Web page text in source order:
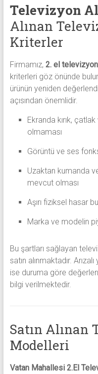
Televizyon
Alınan
Kriterler
Firmamız, 2. el televizyon
kriterleri göz önünde
ürünün yeniden
açısından önemlidir.
Ekranda kırık,
olmaması
Görüntü ve ses
Uzaktan kumanda
mevcut olması
Aşırı fiziksel hasar
Marka ve modelin
Bu şartları sağlayan
satın alınmaktadır.
ise duruma göre
bilgi verilmektedir.
Satın Alınan
Modelleri
Vatan Mahallesi 2.El